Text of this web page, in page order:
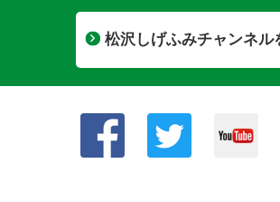
松沢しげふみチャンネル